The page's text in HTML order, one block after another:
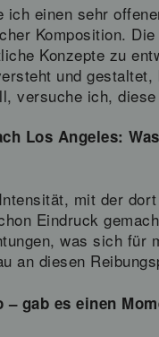
ich einen sehr
Komposition.
Konzepte zu
und
versuche ich,
Los Angeles:
mit der
Eindruck
was sich für
an diesen
gab es einen